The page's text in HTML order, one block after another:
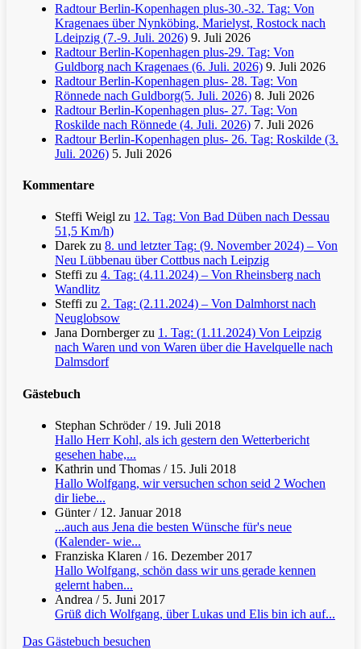
Radtour Berlin-Kopenhagen plus-30.-32. Tag: Von
Kragenaes über Nynköbing, Marielyst, Rostock nach
Ldeipzig (7.-9. Juli. 2026) 9. Juli 2026
Radtour Berlin-Kopenhagen plus-29. Tag: Von
Guldborg nach Kragenaes (6. Juli. 2026) 9. Juli 2026
Radtour Berlin-Kopenhagen plus- 28. Tag: Von
Rönnede nach Guldborg(5. Juli. 2026) 8. Juli 2026
Radtour Berlin-Kopenhagen plus- 27. Tag: Von
Roskilde nach Rönnede (4. Juli. 2026) 7. Juli 2026
Radtour Berlin-Kopenhagen plus- 26. Tag: Roskilde (3.
Juli. 2026) 5. Juli 2026
Kommentare
Steffi Weigl zu 12. Tag: Von Bad Düben nach Dessau
51,5 Km/h)
Darek zu 8. und letzter Tag: (9. November 2024) – Von
Neu Lübbenau über Cottbus nach Leipzig
Steffi zu 4. Tag: (4.11.2024) – Von Rheinsberg nach
Wandlitz
Steffi zu 2. Tag: (2.11.2024) – Von Dalmhorst nach
Neuglobsow
Jana Dornbergerzu 1. Tag: (1.11.2024) Von Leipzig
nach Waren und von Waren über die Havelquelle nach
Dalmsdorf
Gästebuch
Stephan Schröder/ 19. Juli 2018
Hallo Herr Kohl, als ich gestern den Wetterbericht
gesehen habe,...
Kathrin und Thomas / 15. Juli 2018
Hallo Wolfgang, wir versuchen schon seid 2 Wochen
dir liebe...
Günter/ 12. Januar 2018
...auch aus Jena die besten Wünsche für's neue
(Kalender- wie...
Franziska Klaren / 16. Dezember 2017
Hallo Wolfgang, schön dass wir uns gerade kennen
gelernt haben...
Andrea / 5. Juni 2017
Grüß dich Wolfgang, über Lukas und Elis bin ich auf...
Das Gästebuch besuchen